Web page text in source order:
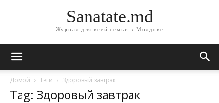
Sanatate.md
Журнал для всей семьи в Молдове
Домой Теги Здоровый завтрак
Tag: Здоровый завтрак